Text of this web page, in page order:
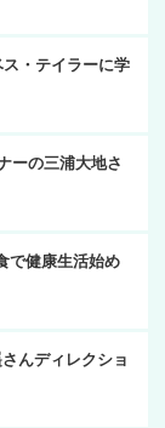
ス・テイラーに学
ーの三浦大地さ
で健康生活始め
んディレクショ